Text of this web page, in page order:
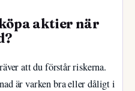
aktier när
att du förstår riskerna.
är varken bra eller dåligt i